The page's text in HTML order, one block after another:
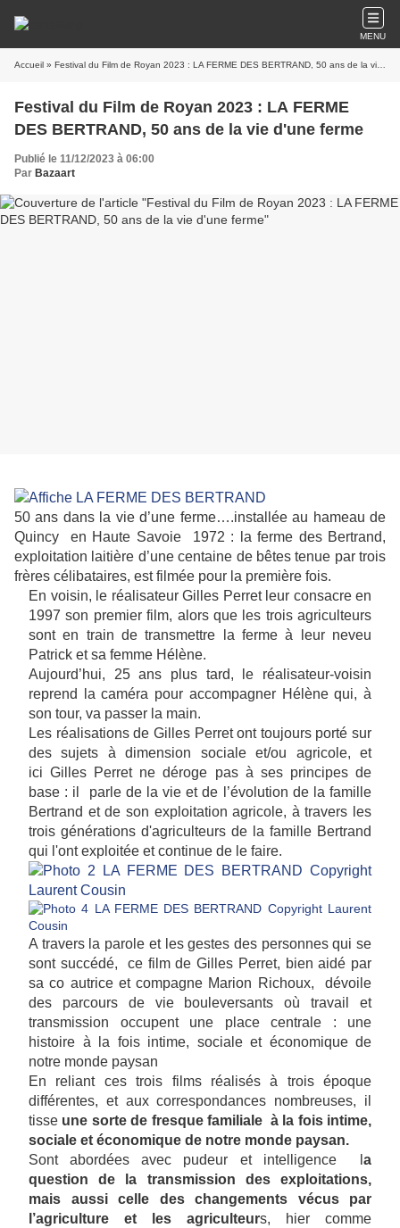
MENU
Accueil » Festival du Film de Royan 2023 : LA FERME DES BERTRAND, 50 ans de la vie d'une ferme
Festival du Film de Royan 2023 : LA FERME
DES BERTRAND, 50 ans de la vie d'une ferme
Publié le 11/12/2023 à 06:00
Par Bazaart
50 ans dans la vie d’une ferme….installée au hameau de
Quincy en Haute Savoie 1972 : la ferme des Bertrand,
exploitation laitière d’une centaine de bêtes tenue par trois
frères célibataires, est filmée pour la première fois.
En voisin, le réalisateur Gilles Perret leur consacre en
1997 son premier film, alors que les trois agriculteurs
sont en train de transmettre la ferme à leur neveu
Patrick et sa femme Hélène.
Aujourd’hui, 25 ans plus tard, le réalisateur-voisin
reprend la caméra pour accompagner Hélène qui, à
son tour, va passer la main.
Les réalisations de Gilles Perret ont toujours porté sur
des sujets à dimension sociale et/ou agricole, et
ici Gilles Perret ne déroge pas à ses principes de
base : il parle de la vie et de l’évolution de la famille
Bertrand et de son exploitation agricole, à travers les
trois générations d'agriculteurs de la famille Bertrand
qui l'ont exploitée et continue de le faire.
A travers la parole et les gestes des personnes qui se
sont succédé, ce film de Gilles Perret, bien aidé par
sa co autrice et compagne Marion Richoux, dévoile
des parcours de vie bouleversants où travail et
transmission occupent une place centrale : une
histoire à la fois intime, sociale et économique de
notre monde paysan
En reliant ces trois films réalisés à trois époque
différentes, et aux correspondances nombreuses, il
tisse une sorte de fresque familiale à la fois intime,
sociale et économique de notre monde paysan.
Sont abordées avec pudeur et intelligence l a
question de la transmission des exploitations,
mais aussi celle des changements vécus par
l’agriculture et les agriculteurs, hier comme